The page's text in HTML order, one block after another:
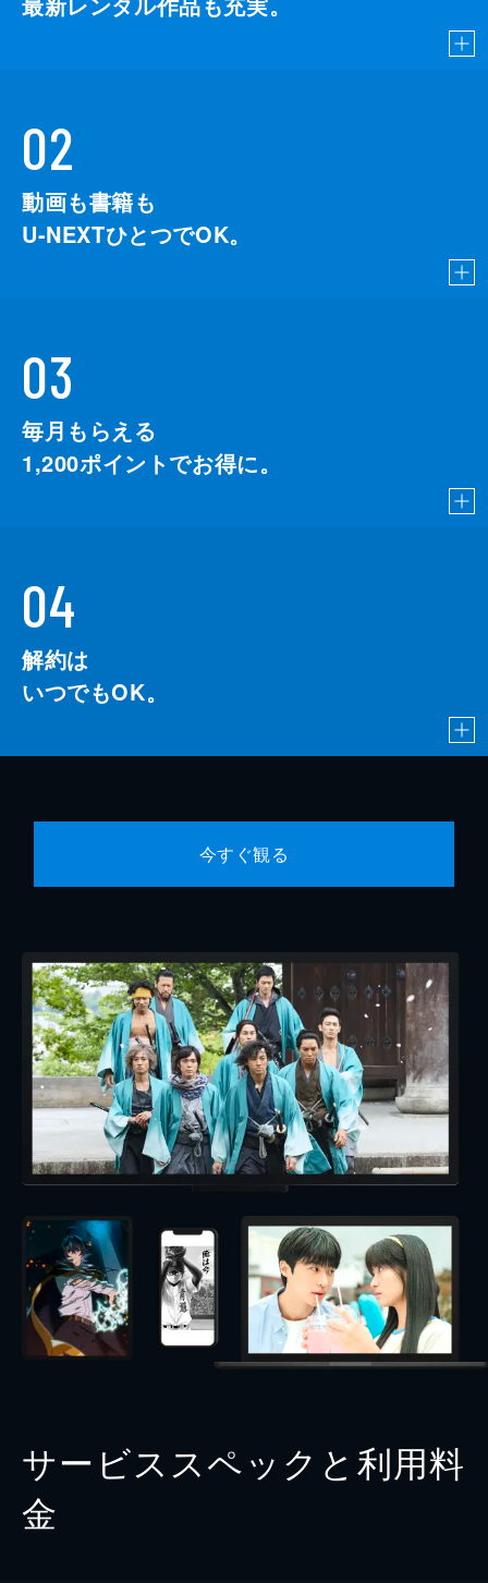
02
動画も書籍も
U-NEXTひとつでOK。
03
毎月もらえる
1,200ポイントでお得に。
04
解約は
いつでもOK。
今すぐ観る
サービススペックと利用料
金